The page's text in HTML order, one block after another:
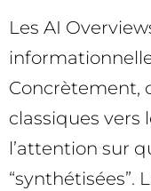
Les AI
Concrètement,
classiques vers
l’attention sur
“synthétisées”.